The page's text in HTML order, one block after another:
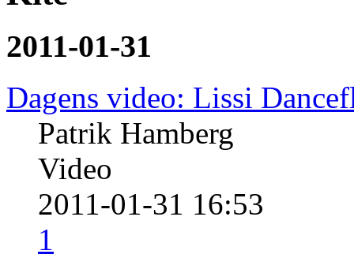
2011-01-31
Dagens video: Lissi
Patrik Hamberg
Video
2011-01-31 16:53
1